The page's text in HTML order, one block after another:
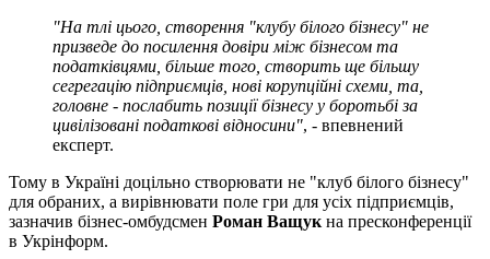
"На тлі цього, створення "клубу білого бізнесу" не
призведе до посилення довіри між бізнесом та
податківцями, більше того, створить ще більшу
сегрегацію підприємців, нові корупційні схеми, та,
головне - послабить позиції бізнесу у боротьбі за
цивілізовані податкові відносини", - впевнений
експерт.
Тому в Україні доцільно створювати не "клуб білого бізнесу"
для обраних, а вирівнювати поле гри для усіх підприємців,
зазначив бізнес-омбудсмен Роман Ващук на пресконференції
в Укрінформ.